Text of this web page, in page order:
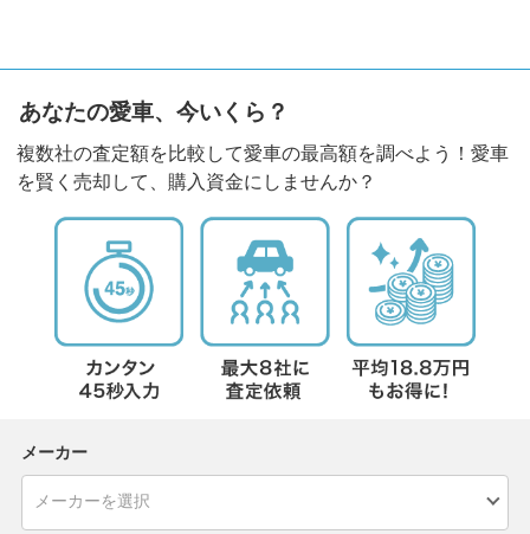
あなたの愛車、今いくら？
複数社の査定額を比較して愛車の最高額を調べよう！愛車
を賢く売却して、購入資金にしませんか？
メーカー